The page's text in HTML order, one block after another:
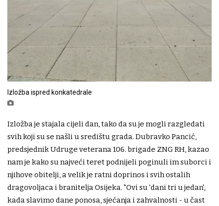
Izložba ispred konkatedrale
Izložba je stajala cijeli dan, tako da su je mogli razgledati
svih koji su se našli u središtu grada. Dubravko Pancić,
predsjednik Udruge veterana 106. brigade ZNG RH, kazao
nam je kako su najveći teret podnijeli poginuli im suborci i
njihove obitelji, a velik je ratni doprinos i svih ostalih
dragovoljaca i branitelja Osijeka. "Ovi su 'dani tri u jedan',
kada slavimo dane ponosa, sjećanja i zahvalnosti - u čast